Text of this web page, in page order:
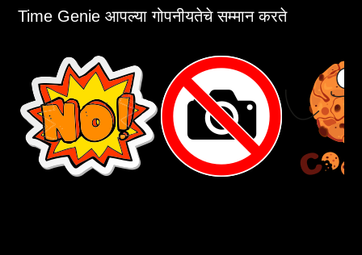
Time Genie आपल्या गोपनीयतेचे सम्मान करते